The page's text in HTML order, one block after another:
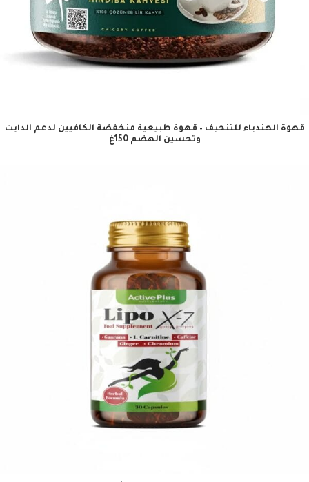
قهوة الهندباء للتنحيف – قهوة طبيعية منخفضة الكافيين لدعم الدايت
وتحسين الهضم 150غ